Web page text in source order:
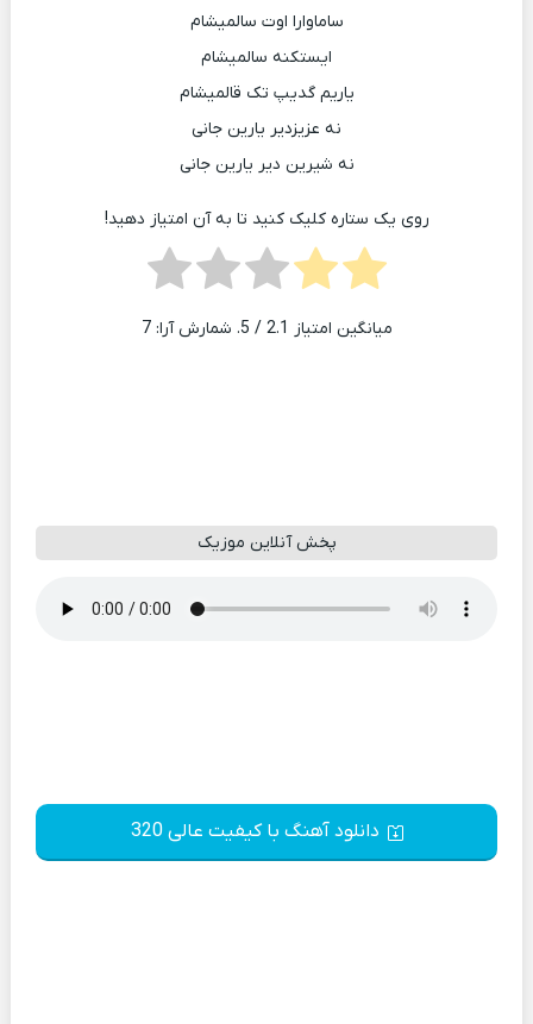
ساماوارا اوت سالمیشام
ایستکنه سالمیشام
یاریم گدیپ تک قالمیشام
نه عزیزدیر یارین جانی
نه شیرین دیر یارین جانی
روی یک ستاره کلیک کنید تا به آن امتیاز دهید!
میانگین امتیاز 2.1 / 5. شمارش آرا: 7
پخش آنلاین موزیک
دانلود آهنگ با کیفیت عالی 320